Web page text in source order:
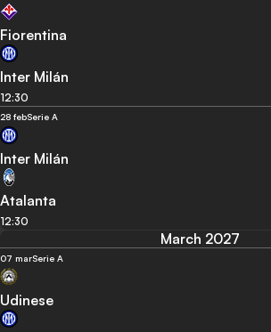
Fiorentina
Inter Milán
12:30
28 febSerie A
Inter Milán
Atalanta
12:30
March 2027
07 marSerie A
Udinese